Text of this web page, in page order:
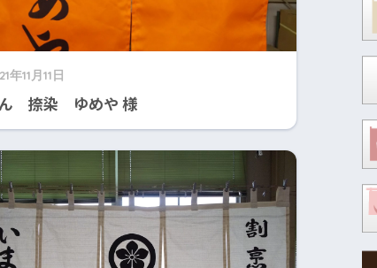
年11月11日
捺染 ゆめや 様